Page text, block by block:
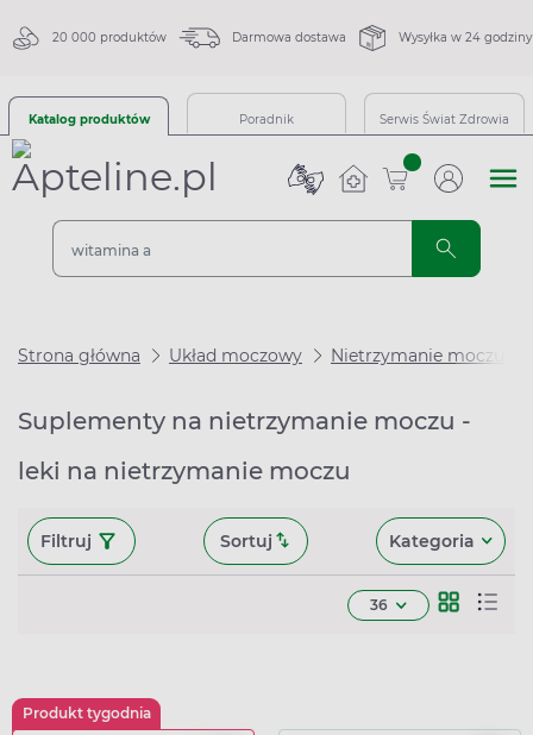
20 000 produktów Darmowa dostawa Wysyłka w 24 godziny
Katalog produktów Poradnik Serwis Świat Zdrowia
sztuk
Strona główna Układ moczowy Nietrzymanie moczu
Suplementy na nietrzymanie moczu -
leki na nietrzymanie moczu
Filtruj Sortuj Kategoria
36
Produkt tygodnia